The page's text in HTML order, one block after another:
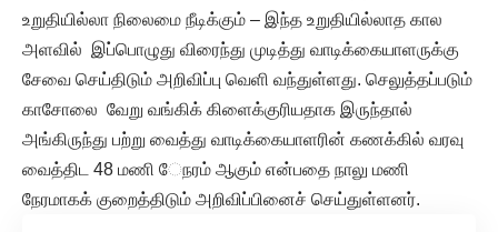
உறுதியில்லா நிலைமை நீடிக்கும் – இந்த உறுதியில்லாத கால
அளவில் இப்பொழுது விரைந்து முடித்து வாடிக்கையாளருக்கு
சேவை செய்திடும் அறிவிப்பு வெளி வந்துள்ளது. செலுத்தப்படும்
காசோலை வேறு வங்கிக் கிளைக்குரியதாக இருந்தால்
அங்கிருந்து பற்று வைத்து வாடிக்கையாளரின் கணக்கில் வரவு
வைத்திட 48 மணி ேநரம் ஆகும் என்பதை நாலு மணி
நேரமாகக் குறைத்திடும் அறிவிப்பினைச் செய்துள்ளனர்.